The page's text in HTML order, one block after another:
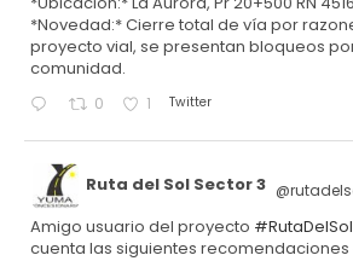
*Novedad:* Cierre total de vía por
proyecto vial, se presentan bloqueos
comunidad.
0 1 Twitter
Ruta del Sol Sector 3
Amigo usuario del proyecto
cuenta las siguientes recomendaciones